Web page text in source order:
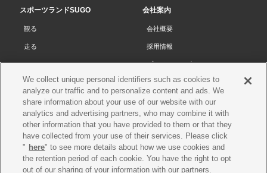
スポーツランドSUGO
観る
走る
チケット
リザルト
コース・施設
SUGOで遊ぼう
スクール
イベントスケジュール
営業案内・アクセス
会社案内
会社概要
採用情報
プライバシーポリシー
Cookieポリシー
サイトマップ
お問い合わせ
プレス申請
We collect unique personal identifiers such as cookies to
analyze our traffic and to personalize content and ads. We
share information about your use of our website with our
analytics and advertising partners, who may combine it with
other information that you have provided to them or that they
have collected from your use of their services. Please click
" here" to see more details about how we use cookies and
the retention period of each cookie. You have the right to opt
out of our sharing of your information with our partners.